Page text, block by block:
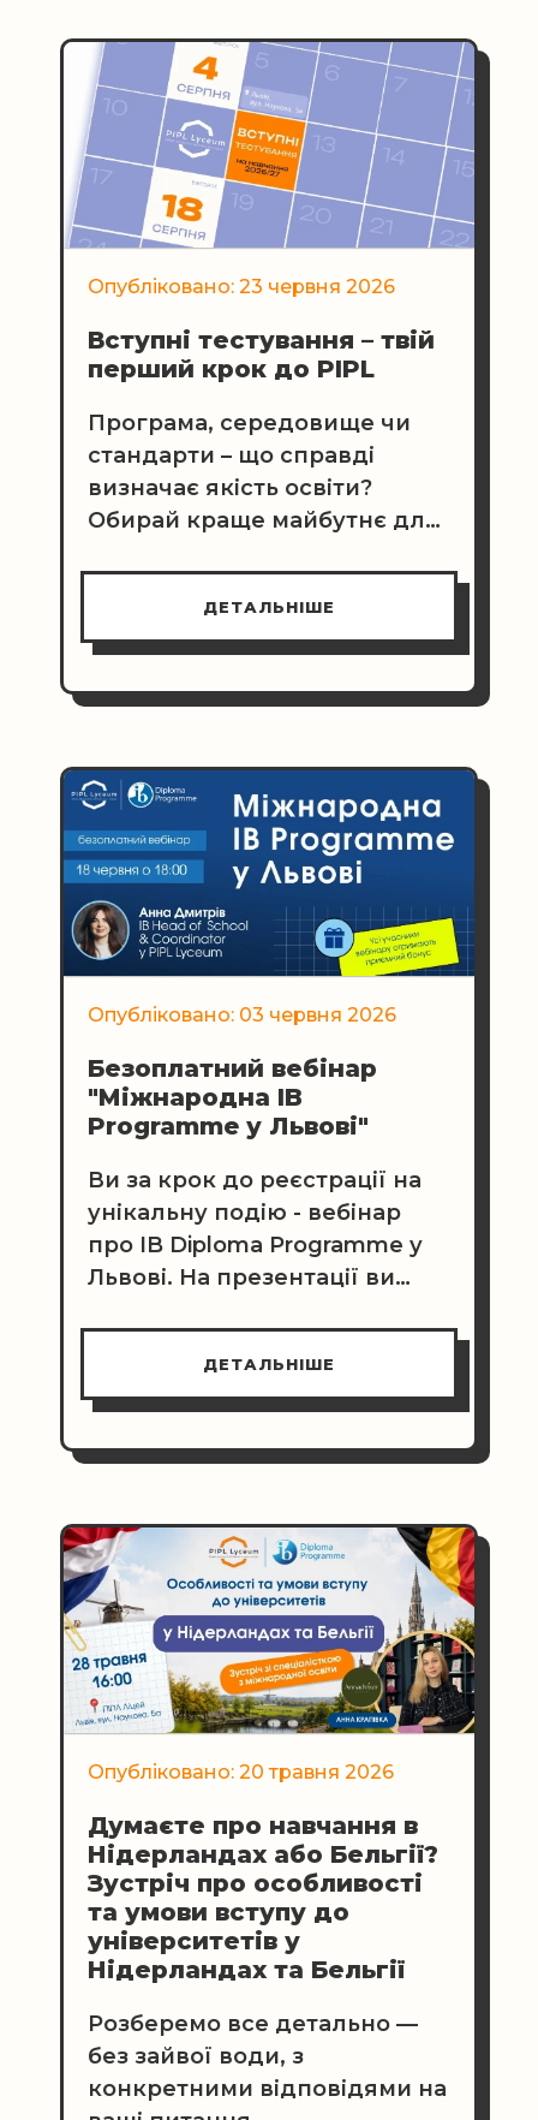
Опубліковано: 23 червня 2026
Вступні тестування – твій
перший крок до PIPL
Програма, середовище чи
стандарти – що справді
визначає якість освіти?
Обирай краще майбутнє для
ДЕТАЛЬНІШЕ
Опубліковано: 03 червня 2026
Безоплатний вебінар
"Міжнародна IB
Programme у Львові"
Ви за крок до реєстрації на
унікальну подію - вебінар
про IB Diploma Programme у
Львові. На презентації ви
ПІПЛ ліцеї - це надзвичайна
можливість отримати
про усі дета
ДЕТАЛЬНІШЕ
Опубліковано: 20 травня 2026
Думаєте про навчання в
Нідерландах або Бельгії?
Зустріч про особливості
та умови вступу до
університетів у
Нідерландах та Бельгії
Розберемо все детально —
без зайвої води, з
конкретними відповідями на